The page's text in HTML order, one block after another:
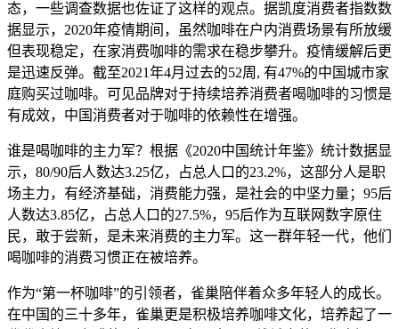
态，一些调查数据也佐证了这样的观点。据凯度消费者指数数
据显示，2020年疫情期间，虽然咖啡在户内消费场景有所放缓
但表现稳定，在家消费咖啡的需求在稳步攀升。疫情缓解后更
是迅速反弹。截至2021年4月过去的52周, 有47%的中国城市家
庭购买过咖啡。可见品牌对于持续培养消费者喝咖啡的习惯是
有成效，中国消费者对于咖啡的依赖性在增强。
谁是喝咖啡的主力军？根据《2020中国统计年鉴》统计数据显
示，80/90后人数达3.25亿，占总人口的23.2%，这部分人是职
场主力，有经济基础，消费能力强，是社会的中坚力量；95后
人数达3.85亿，占总人口的27.5%，95后作为互联网数字原住
民，敢于尝新，是未来消费的主力军。这一群年轻一代，他们
喝咖啡的消费习惯正在被培养。
作为“第一杯咖啡”的引领者，雀巢陪伴着众多年轻人的成长。
在中国的三十多年，雀巢更是积极培养咖啡文化，培养起了一